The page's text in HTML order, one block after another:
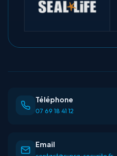
Téléphone
07 69 18 41 12
Email